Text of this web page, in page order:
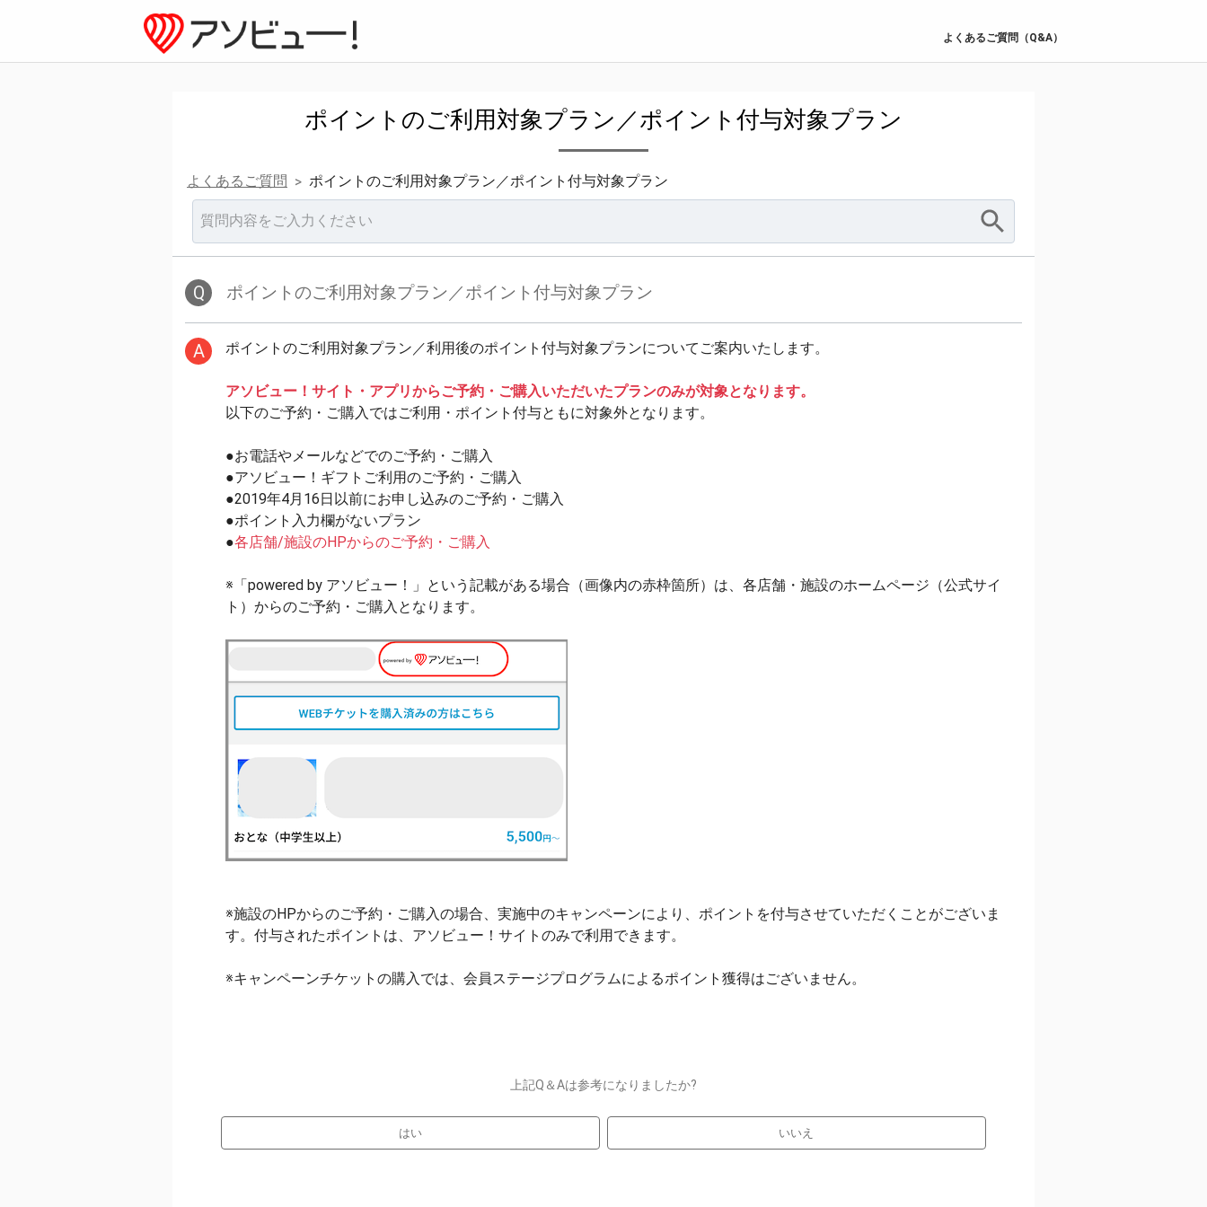
よくあるご質問（Q&A）
ポイントのご利用対象プラン／ポイント付与対象プラン
よくあるご質問 > ポイントのご利用対象プラン／ポイント付与対象プラン
Q ポイントのご利用対象プラン／ポイント付与対象プラン
A ポイントのご利用対象プラン／利用後のポイント付与対象プランについてご案内いたします。
アソビュー！サイト・アプリからご予約・ご購入いただいたプランのみが対象となります。
以下のご予約・ご購入ではご利用・ポイント付与ともに対象外となります。
●お電話やメールなどでのご予約・ご購入
●アソビュー！ギフトご利用のご予約・ご購入
●2019年4月16日以前にお申し込みのご予約・ご購入
●ポイント入力欄がないプラン
●各店舗/施設のHPからのご予約・ご購入
※「powered by アソビュー！」という記載がある場合（画像内の赤枠箇所）は、各店舗・施設のホームページ（公式サイ
ト）からのご予約・ご購入となります。
※施設のHPからのご予約・ご購入の場合、実施中のキャンペーンにより、ポイントを付与させていただくことがございま
す。付与されたポイントは、アソビュー！サイトのみで利用できます。
※キャンペーンチケットの購入では、会員ステージプログラムによるポイント獲得はございません。
上記Q＆Aは参考になりましたか?
はい いいえ